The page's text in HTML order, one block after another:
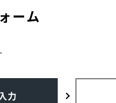
ーム
力